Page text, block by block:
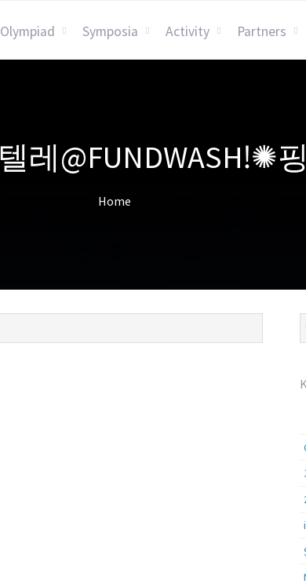
Olympiad Symposia Activity Partners
"텔레
Home